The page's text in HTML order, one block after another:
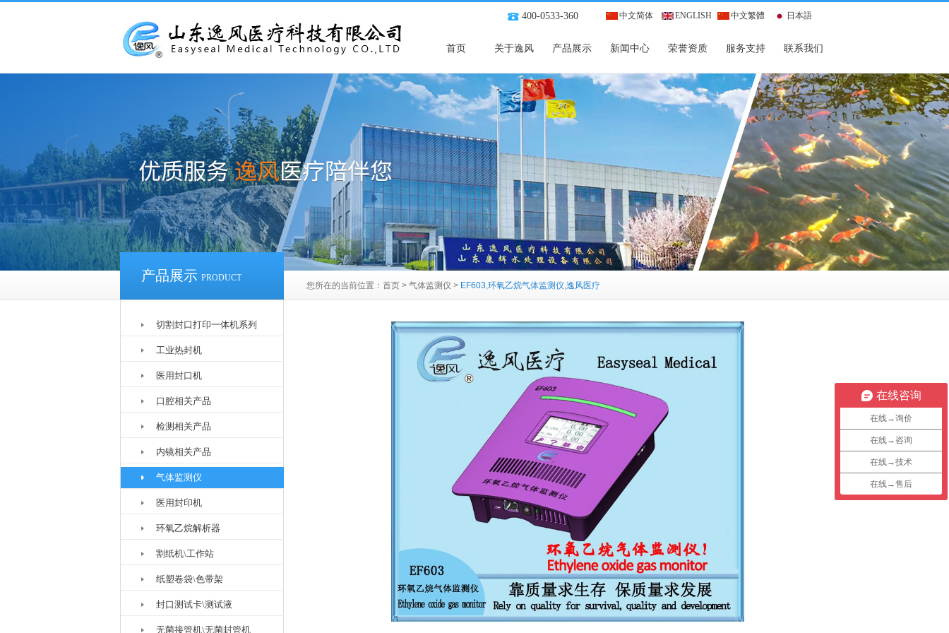
400-0533-360 中文简体 ENGLISH 中文繁體 日本語
首页 关于逸风 产品展示 新闻中心 荣誉资质 服务支持 联系我们
产品展示 PRODUCT
您所在的当前位置： 首页 > 气体监测仪 > EF603,环氧乙烷气体监测仪,逸风医疗
切割封口打印一体机系列
工业热封机
医用封口机
口腔相关产品
检测相关产品
内镜相关产品
气体监测仪
医用封印机
环氧乙烷解析器
割纸机\工作站
纸塑卷袋\色带架
封口测试卡\测试液
无菌接管机\无菌封管机
在线咨询
在线→询价
在线→咨询
在线→技术
在线→售后